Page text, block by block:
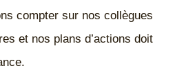
compter sur nos collègues
et nos plans d’actions doit